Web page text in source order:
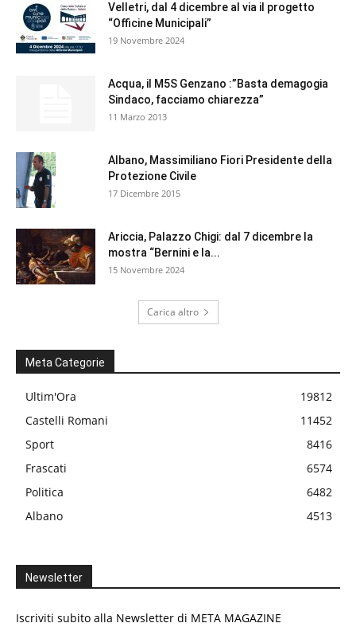
Velletri, dal 4 dicembre al via il progetto
“Officine Municipali”
19 Novembre 2024
Acqua, il M5S Genzano :”Basta demagogia
Sindaco, facciamo chiarezza”
11 Marzo 2013
Albano, Massimiliano Fiori Presidente della
Protezione Civile
17 Dicembre 2015
Ariccia, Palazzo Chigi: dal 7 dicembre la
mostra “Bernini e la...
15 Novembre 2024
Carica altro
Meta Categorie
Ultim'Ora
19812
Castelli Romani
11452
Sport
8416
Frascati
6574
Politica
6482
Albano
4513
Newsletter
Iscriviti subito alla Newsletter di META MAGAZINE